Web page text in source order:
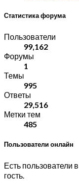
Статистика форума
Пользователи
99,162
Форумы
1
Темы
995
Ответы
29,516
Метки тем
485
Пользователи онлайн
Есть пользователи в
гость.